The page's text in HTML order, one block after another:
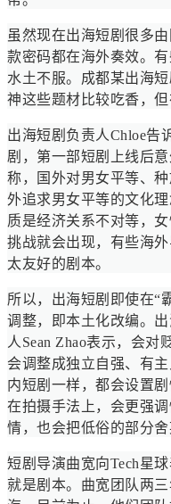
虽然现在出海短剧很多
款密码都在海外奏效。
水土不服。成都某出海
神这些题材比较吃香，
出海短剧负责人Chloe告
剧，第一部短剧上线后
称，国外对男女平等、
外追求男女平等的文化
质是经济关系不对等，
挑战就会出现，有些海
太友好的剧本。
所以，出海短剧即使在“
调整，即本土化改编。
人Sean Zhao表示，会
会调整成独立自强、有
内短剧一样，都会设置
在拍摄手法上，会更强
情，也会把低俗的部分舍
短剧导演曲宽向Tech星
就是剧本。曲宽团队两